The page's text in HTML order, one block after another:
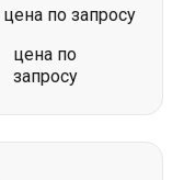
цена по запросу
цена по
запросу